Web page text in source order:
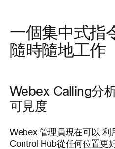
一個集中式指
隨時隨地工作
Webex Calling分
可見度
Webex 管理員現在可以 利
Control Hub從任何位置更